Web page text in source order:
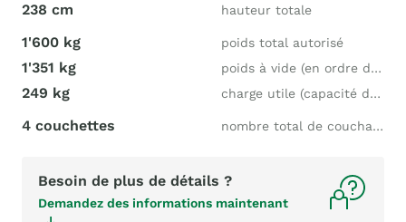
238 cm hauteur totale
1'600 kg poids total autorisé
1'351 kg poids à vide (en ordre de marche)
249 kg charge utile (capacité de charge)
4 couchettes nombre total de couchages
Besoin de plus de détails ?
Demandez des informations maintenant